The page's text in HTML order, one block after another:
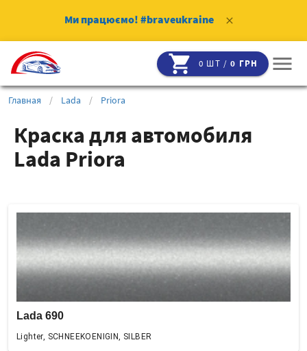
Ми працюємо! #braveukraine clear
shopping_cart 0 ШТ /0 ГРН menu
Главная / Lada / Priora
Краска для автомобиля
Lada Priora
Lada 690
Lighter, SCHNEEKOENIGIN, SILBER